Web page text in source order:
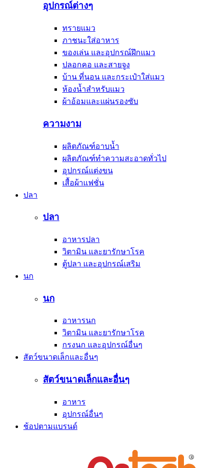
อุปกรณ์ต่างๆ
ทรายแมว
ภาชนะใส่อาหาร
ของเล่น และอุปกรณ์ฝึกแมว
ปลอกคอ และสายจูง
บ้าน ที่นอน และกระเป๋าใส่แมว
ห้องน้ำสำหรับแมว
ผ้าอ้อมและแผ่นรองซับ
ความงาม
ผลิตภัณฑ์อาบน้ำ
ผลิตภัณฑ์ทำความสะอาดทั่วไป
อุปกรณ์แต่งขน
เสื้อผ้าแฟชั่น
ปลา
ปลา
อาหารปลา
วิตามิน และยารักษาโรค
ตู้ปลา และอุปกรณ์เสริม
นก
นก
อาหารนก
วิตามิน และยารักษาโรค
กรงนก และอุปกรณ์อื่นๆ
สัตว์ขนาดเล็กและอื่นๆ
สัตว์ขนาดเล็กและอื่นๆ
อาหาร
อุปกรณ์อื่นๆ
ช้อปตามแบรนด์